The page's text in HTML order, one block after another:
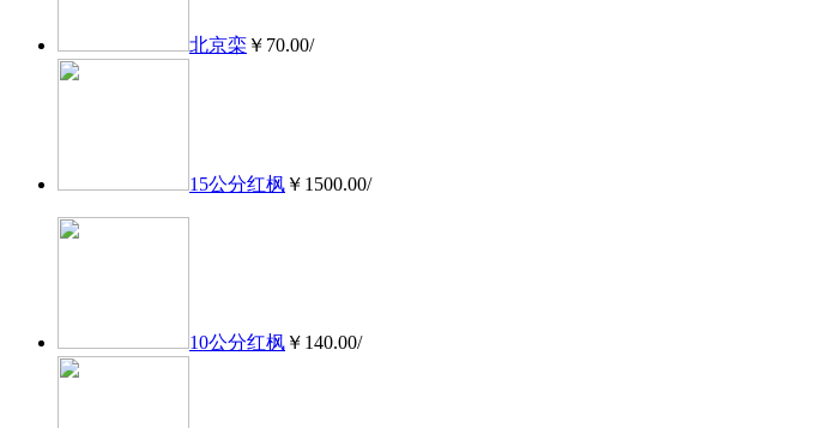
北京栾 ￥70.00/
15公分红枫 ￥1500.00/
10公分红枫 ￥140.00/